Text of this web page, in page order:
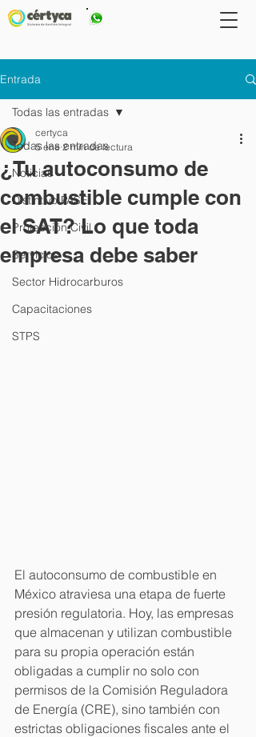
Entrada
Todas las entradas
Noticias
Distintivo PASE
Protección Civil
Servicios
Sector Hidrocarburos
Capacitaciones
STPS
Todas las entradas
¿Tu autoconsumo de
combustible cumple con
el SAT? Lo que toda
empresa debe saber
certyca
5 ene 2 min de lectura
El autoconsumo de combustible en
México atraviesa una etapa de fuerte
presión regulatoria. Hoy, las empresas
que almacenan y utilizan combustible
para su propia operación están
obligadas a cumplir no solo con
permisos de la Comisión Reguladora
de Energía (CRE), sino también con
estrictas obligaciones fiscales ante el
Powered by
InnoTech Apps